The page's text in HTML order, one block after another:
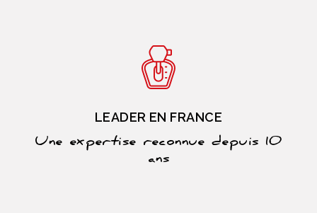
LEADER EN FRANCE
Une expertise reconnue depuis 10
ans